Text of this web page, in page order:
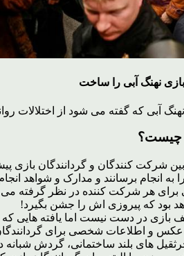
نهنگ آبی را ساخت
آبی که گفته می شود از اختلالات
چیست؟
شرکت کنندگان و گردانندگان
به انجام برسانند و مدارک و شواهد
بود که پیروزی اش را جشن بگیرد!
بازی در دست نیست اما یافته هایی که
و اطلاعات شخصی برای
جرثقیل های بلند ساختمانی، گردش